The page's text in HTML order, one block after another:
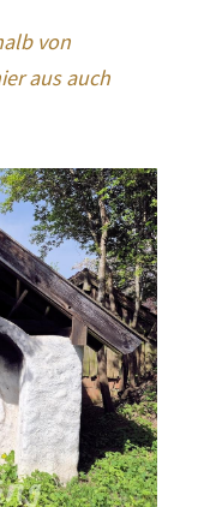
von
aus auch